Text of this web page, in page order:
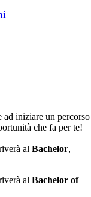
iniziare un percorso
che fa per te!
alBachelor,
alBachelor of